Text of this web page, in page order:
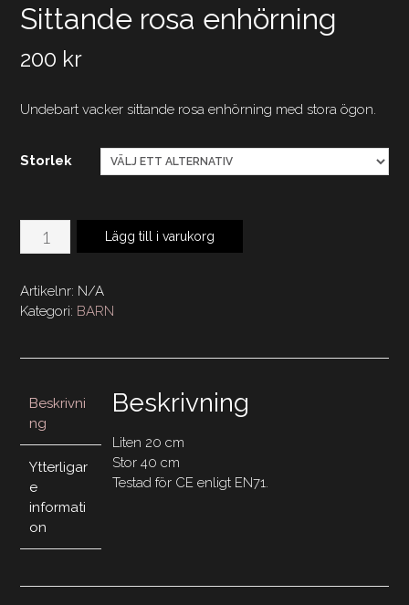
Sittande rosa enhörning
200 kr
Undebart vacker sittande rosa enhörning med stora ögon.
Storlek
Sittande
rosa
enhörning
mängd
Lägg till i varukorg
Artikelnr: N/A
Kategori: BARN
Beskrivni
ng
Ytterligar
e
informati
on
Beskrivning
Liten 20 cm
Stor 40 cm
Testad för CE enligt EN71.